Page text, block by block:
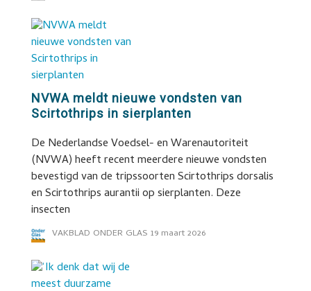
NVWA meldt nieuwe vondsten van
Scirtothrips in sierplanten
De Nederlandse Voedsel- en Warenautoriteit
(NVWA) heeft recent meerdere nieuwe vondsten
bevestigd van de tripssoorten Scirtothrips dorsalis
en Scirtothrips aurantii op sierplanten. Deze
insecten
VAKBLAD ONDER GLAS 19 maart 2026